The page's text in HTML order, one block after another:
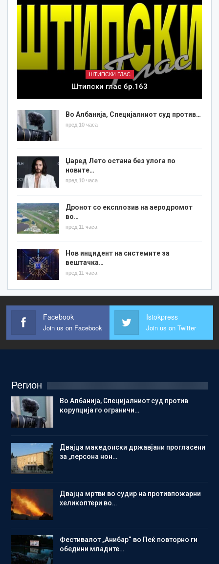
ШТИПСКИ ГЛАС
Штипски глас бр.163
Во Албанија, Специјалниот суд против…
пред 10 часа
Џаред Лето остана без улога по
новите…
пред 10 часа
Дронот со експлозив на аеродромот
во…
пред 11 часа
Нов инцидент на системите за
вештачка…
пред 11 часа
Facebook
Join us on Facebook
Istokpress
Join us on Twitter
Регион
Во Албанија, Специјалниот суд против
корупција го ограничи…
Двајца македонски државјани прогласени
за „персона нон…
Двајца мртви во судир на противпожарни
хеликоптери во…
Фестивалот „Анибар“ во Пеќ повторно ги
обедини младите…